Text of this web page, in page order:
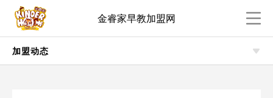
金睿家早教加盟网
加盟动态